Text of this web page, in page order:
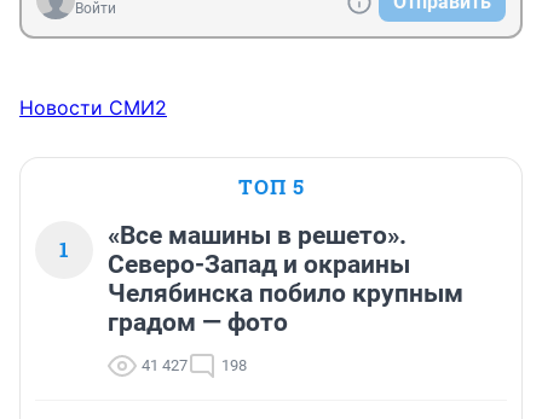
Войти
Новости СМИ2
ТОП 5
1
«Все машины в решето».
Северо-Запад и окраины
Челябинска побило крупным
градом — фото
41 427 198